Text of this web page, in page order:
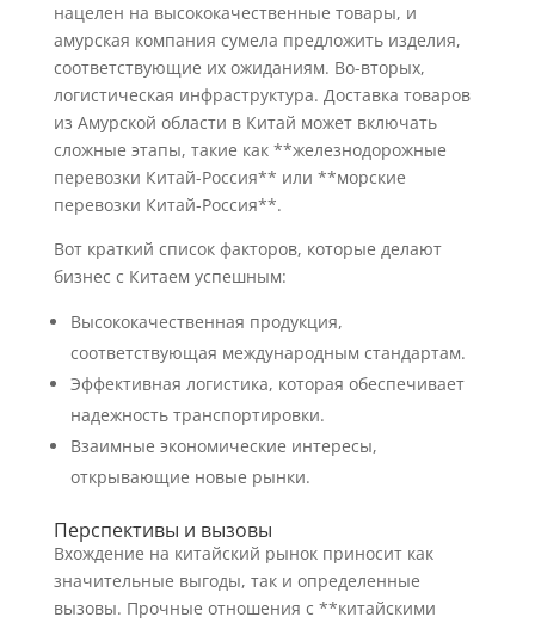
нацелен на высококачественные товары, и
амурская компания сумела предложить изделия,
соответствующие их ожиданиям. Во-вторых,
логистическая инфраструктура. Доставка товаров
из Амурской области в Китай может включать
сложные этапы, такие как **железнодорожные
перевозки Китай-Россия** или **морские
перевозки Китай-Россия**.
Вот краткий список факторов, которые делают
бизнес с Китаем успешным:
Высококачественная продукция,
соответствующая международным стандартам.
Эффективная логистика, которая обеспечивает
надежность транспортировки.
Взаимные экономические интересы,
открывающие новые рынки.
Перспективы и вызовы
Вхождение на китайский рынок приносит как
значительные выгоды, так и определенные
вызовы. Прочные отношения с **китайскими